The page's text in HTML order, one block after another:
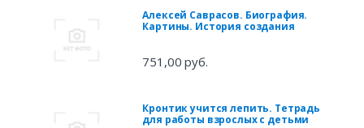
Алексей Саврасов. Биография.
Картины. История создания
751,00 руб.
Кронтик учится лепить. Тетрадь
для работы взрослых с детьми